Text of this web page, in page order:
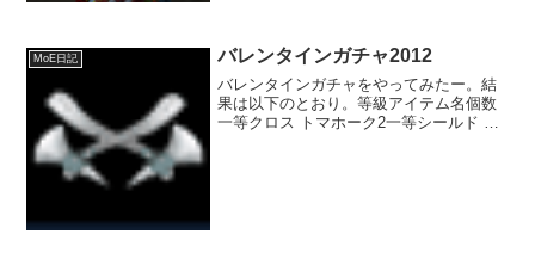
MoE日記 バレンタインガチャ2012
バレンタインガチャをやってみたー。結
果は以下のとおり。等級アイテム名個数
一等クロス トマホーク2一等シールド オ